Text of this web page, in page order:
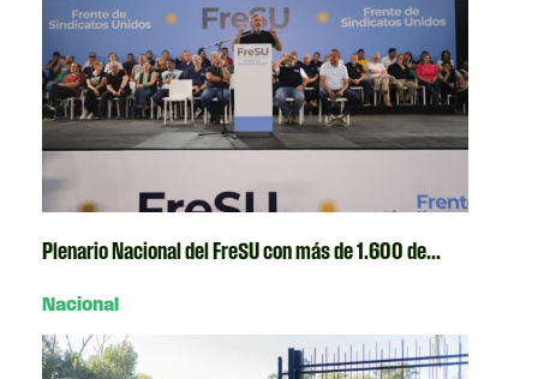
Plenario Nacional del FreSU con más de 1.600 de...
Nacional